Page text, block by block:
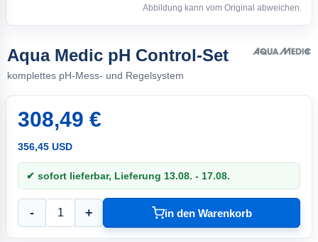
Abbildung kann vom Original abweichen.
Aqua Medic pH Control-Set
komplettes pH-Mess- und Regelsystem
308,49 €
356,45 USD
✔ sofort lieferbar, Lieferung 13.08. - 17.08.
- + in den Warenkorb